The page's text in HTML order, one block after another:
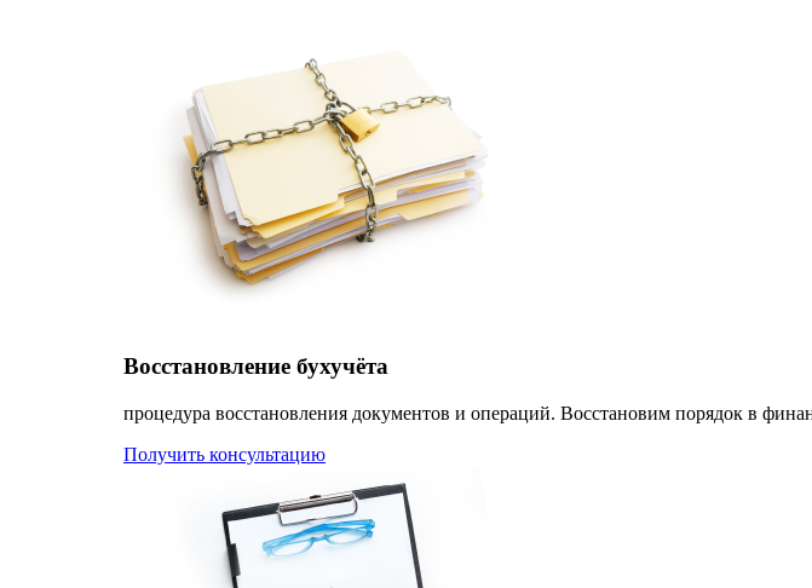
Восстановление бухучёта
процедура восстановления документов и операций. Восстановим порядок в
Получить консультацию